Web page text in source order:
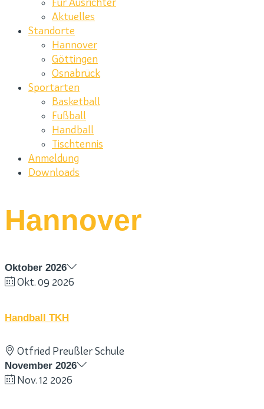
Für Ausrichter
Aktuelles
Standorte
Hannover
Göttingen
Osnabrück
Sportarten
Basketball
Fußball
Handball
Tischtennis
Anmeldung
Downloads
Hannover
Oktober 2026
Okt. 09 2026
Handball TKH
Otfried Preußler Schule
November 2026
Nov. 12 2026